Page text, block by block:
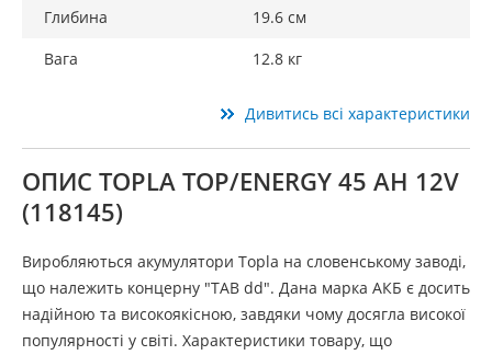
Глибина
19.6 см
Вага
12.8 кг
Дивитись всі характеристики
ОПИС TOPLA TOP/ENERGY 45 AH 12V
(118145)
Виробляються акумулятори Topla на словенському заводі,
що належить концерну "ТАВ dd". Дана марка АКБ є досить
надійною та високоякісною, завдяки чому досягла високої
популярності у світі. Характеристики товару, що